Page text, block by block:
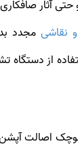
نقاشی مجدد
از